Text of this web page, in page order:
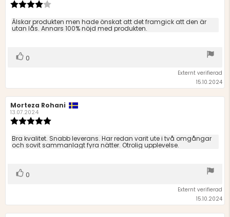
utav
5
Recensionstext:
Älskar produkten men hade önskat att det framgick att den är
utan lås. Annars 100% nöjd med produkten.
Rösta
0
Externt verifierad
15.10.2024
Recensionsförfattare:
Morteza Rohani
13.07.2024
utav
5
Recensionstext:
Bra kvalitet. Snabb leverans. Har redan varit ute i två omgångar
och sovit sammanlagt fyra nätter. Otrolig upplevelse.
Rösta
0
Externt verifierad
15.10.2024